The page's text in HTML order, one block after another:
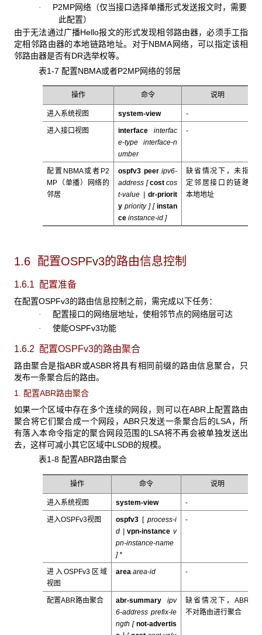
· P2MP网络（仅当接口选择单播形式发送报文时，需要
此配置）
由于无法通过广播Hello报文的形式发现相邻路由器，必须手工指
定相邻路由器的本地链路地址。对于NBMA网络，可以指定该相
邻路由器是否有DR选举权等。
表1-7 配置NBMA或者P2MP网络的邻居
操作 命令 说明
进入系统视图 system-view -
进入接口视图 interface
interfac
e-type interface-n
umber
-
配置NBMA或者P2
MP（单播）网络的
邻居
ospfv3 peer ipv6-
address [cost cos
t-value
dr-priorit
y priority] [instan
ce instance-id ]
缺省情况下，未指
定邻居接口的链路
本地地址
1.6 配置OSPFv3的路由信息控制
1.6.1 配置准备
在配置OSPFv3的路由信息控制之前，需完成以下任务：
· 配置接口的网络层地址，使相邻节点的网络层可达
· 使能OSPFv3功能
1.6.2 配置OSPFv3的路由聚合
路由聚合是指ABR或ASBR将具有相同前缀的路由信息聚合，只
发布一条聚合后的路由。
1. 配置ABR路由聚合
如果一个区域中存在多个连续的网段，则可以在ABR上配置路由
聚合将它们聚合成一个网段，ABR只发送一条聚合后的LSA，所
有落入本命令指定的聚合网段范围的LSA将不再会被单独发送出
去，这样可减小其它区域中LSDB的规模。
表1-8 配置ABR路由聚合
操作 命令 说明
进入系统视图 system-view -
进入OSPFv3视图 ospfv3[ process-i
d |vpn-instance v
pn-instance-name
] *
-
进入OSPFv3区域
视图
area area-id -
配置ABR路由聚合 abr-summary
ipv
6-address prefix-le
ngth [not-advertis
缺省情况下，ABR
不对路由进行聚合